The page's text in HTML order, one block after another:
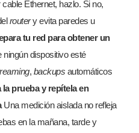
Ethernet, hazlo. Si no,
routery evita paredes u
tu red para obtener un
dispositivo esté
, backups automáticos
la prueba y repítela en
Una medición aislada no refleja
en la mañana, tarde y